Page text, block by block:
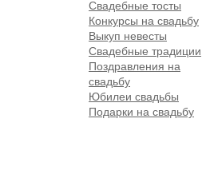
Свадебные тосты
Конкурсы на свадьбу
Выкуп невесты
Свадебные традиции
Поздравления на
свадьбу
Юбилеи свадьбы
Подарки на свадьбу